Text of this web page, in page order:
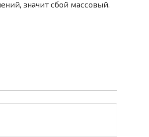
значит сбой массовый.